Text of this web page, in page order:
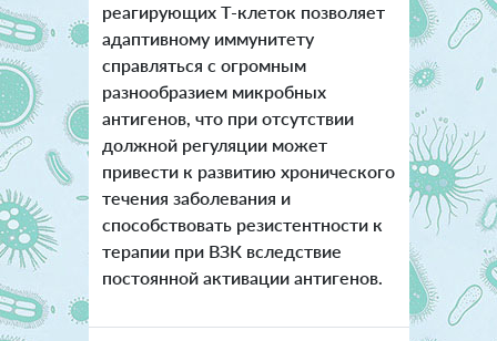
реагирующих Т-клеток позволяет
адаптивному иммунитету
справляться с огромным
разнообразием микробных
антигенов, что при отсутствии
должной регуляции может
привести к развитию хронического
течения заболевания и
способствовать резистентности к
терапии при ВЗК вследствие
постоянной активации антигенов.